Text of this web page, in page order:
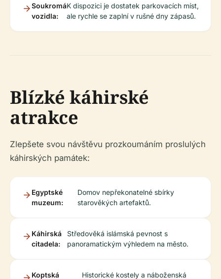
Soukromá
vozidla:
K dispozici je dostatek parkovacích míst,
ale rychle se zaplní v rušné dny zápasů.
Blízké káhirské
atrakce
Zlepšete svou návštěvu prozkoumáním proslulých
káhirských památek:
Egyptské
muzeum:
Domov nepřekonatelné sbírky
starověkých artefaktů.
Káhirská
citadela:
Středověká islámská pevnost s
panoramatickým výhledem na město.
Koptská
Historické kostely a náboženská